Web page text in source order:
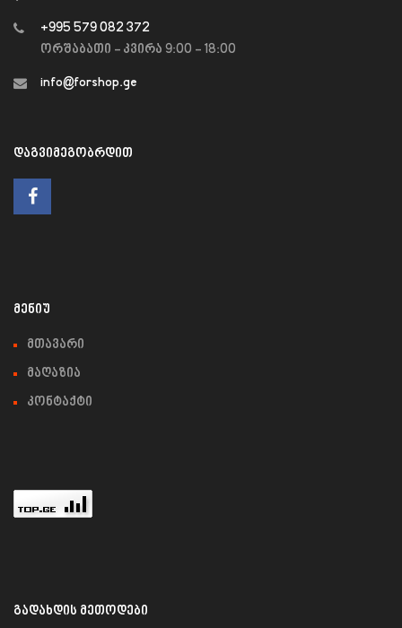
+995 579 082 372
ორშაბათი - კვირა 9:00 - 18:00
info@forshop.ge
ᲓᲐᲒᲕᲘᲛᲔᲒᲝᲑᲠᲓᲘᲗ
ᲛᲔᲜᲘᲣ
მთავარი
მაღაზია
კონტაქტი
ᲒᲐᲓᲐᲮᲓᲘᲡ ᲛᲔᲗᲝᲓᲔᲑᲘ